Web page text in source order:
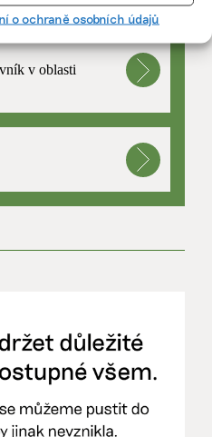
o ochraně osobních údajů
v oblasti